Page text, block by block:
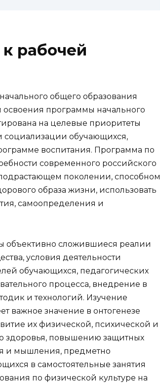
рабочей
общего образования
освоения программы начального
на целевые приоритеты
социализации обучающихся,
воспитания. Программа по
современного российского
поколении, способном
образа жизни, использовать
самоопределения и
объективно сложившиеся реалии
условия деятельности
обучающихся, педагогических
процесса, внедрение в
и технологий. Изучение
важное значение в онтогенезе
их физической, психической и
здоровья, повышению защитных
и мышления, предметно
в самостоятельные занятия
по физической культуре на